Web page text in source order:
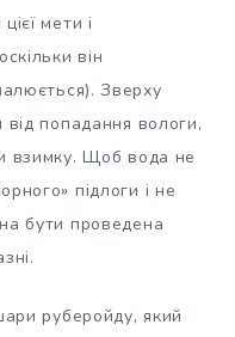
мети і
він
Зверху
від попадання вологи,
взимку. Щоб вода не
підлоги і не
бути проведена
руберойду, який